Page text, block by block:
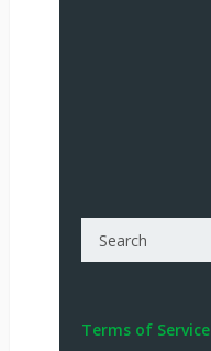
Terms of Service